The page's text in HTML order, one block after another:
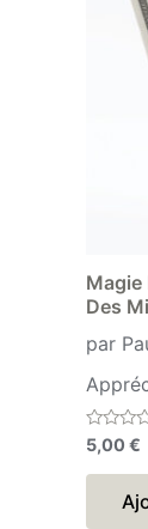
Magie
Des
par
Note
0
sur
5,00 €